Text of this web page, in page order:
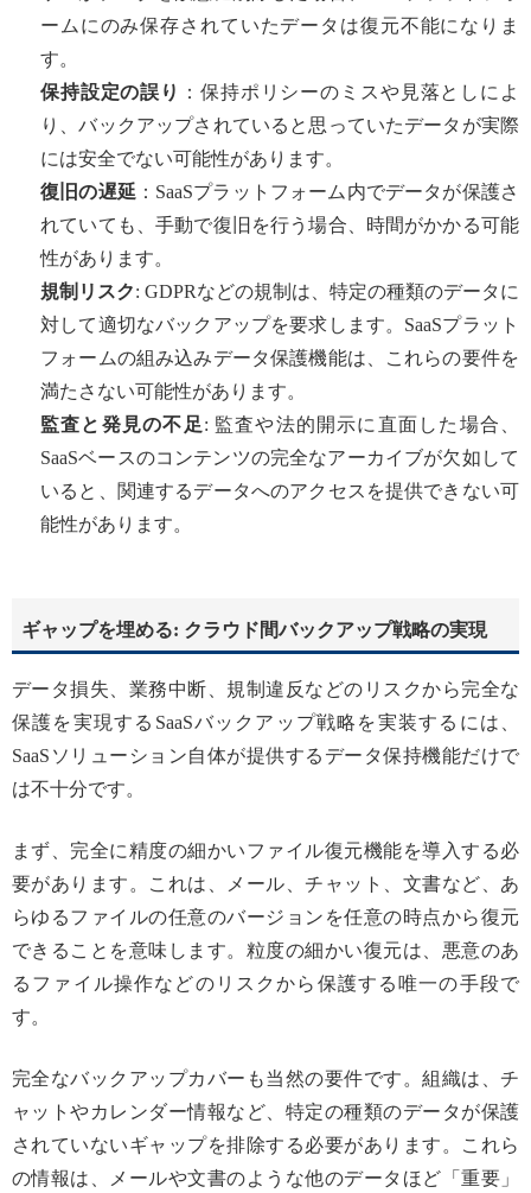
ームにのみ保存されていたデータは復元不能になりま
す。
保持設定の誤り
：保持ポリシーのミスや見落としによ
り、バックアップされていると思っていたデータが実際
には安全でない可能性があります。
復旧の遅延：SaaSプラットフォーム内でデータが保護さ
れていても、手動で復旧を行う場合、時間がかかる可能
性があります。
規制リスク: GDPRなどの規制は、特定の種類のデータに
対して適切なバックアップを要求します。SaaSプラット
フォームの組み込みデータ保護機能は、これらの要件を
満たさない可能性があります。
監査と発見の不足: 監査や法的開示に直面した場合、
SaaSベースのコンテンツの完全なアーカイブが欠如して
いると、関連するデータへのアクセスを提供できない可
能性があります。
ギャップを埋める: クラウド間バックアップ戦略の実現
データ損失、業務中断、規制違反などのリスクから完全な
保護を実現するSaaSバックアップ戦略を実装するには、
SaaSソリューション自体が提供するデータ保持機能だけで
は不十分です。
まず、完全に精度の細かいファイル復元機能を導入する必
要があります。これは、メール、チャット、文書など、あ
らゆるファイルの任意のバージョンを任意の時点から復元
できることを意味します。粒度の細かい復元は、悪意のあ
るファイル操作などのリスクから保護する唯一の手段で
す。
完全なバックアップカバーも当然の要件です。組織は、チ
ャットやカレンダー情報など、特定の種類のデータが保護
されていないギャップを排除する必要があります。これら
の情報は、メールや文書のような他のデータほど「重要」